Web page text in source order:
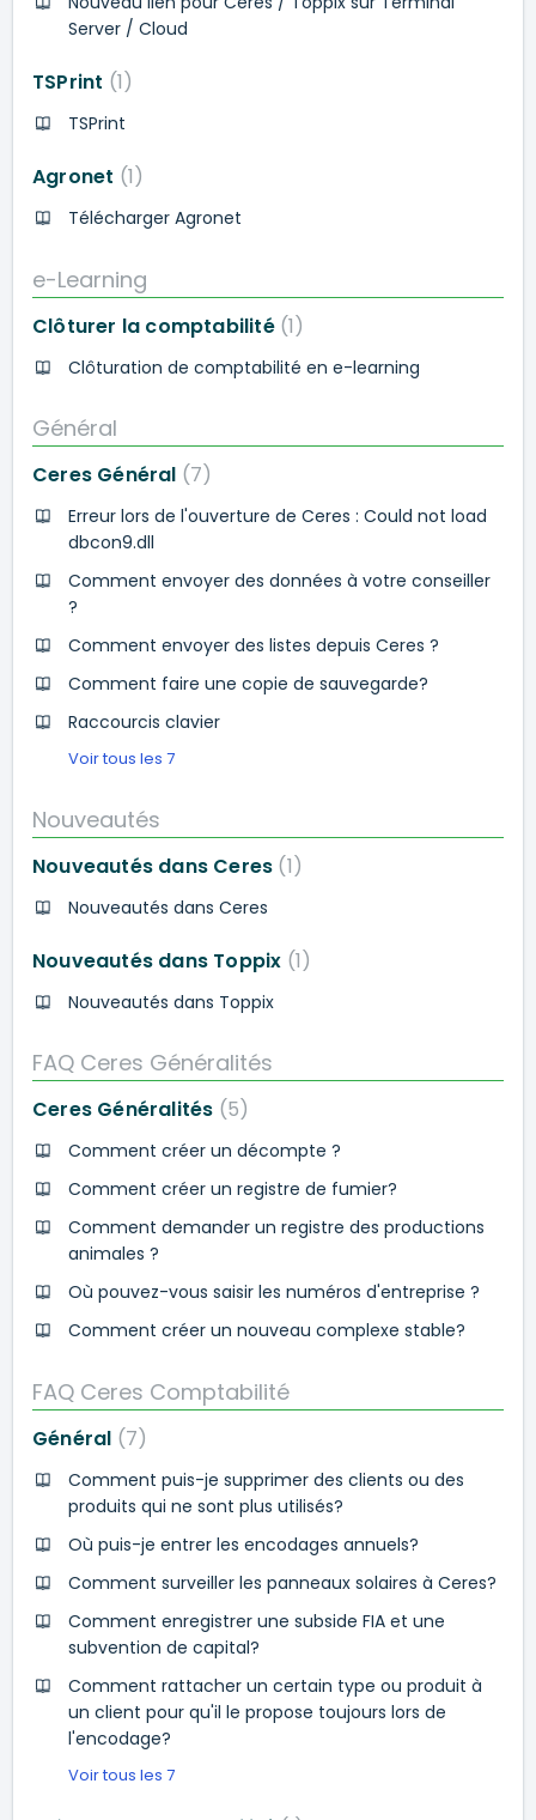
Server / Cloud
TSPrint 1
TSPrint
Agronet 1
Télécharger Agronet
e-Learning
Clôturer la comptabilité 1
Clôturation de comptabilité en e-learning
Général
Ceres Général 7
Erreur lors de l'ouverture de Ceres : Could not load
dbcon9.dll
Comment envoyer des données à votre conseiller
?
Comment envoyer des listes depuis Ceres ?
Comment faire une copie de sauvegarde?
Raccourcis clavier
Voir tous les 7
Nouveautés
Nouveautés dans Ceres 1
Nouveautés dans Ceres
Nouveautés dans Toppix 1
Nouveautés dans Toppix
FAQ Ceres Généralités
Ceres Généralités 5
Comment créer un décompte ?
Comment créer un registre de fumier?
Comment demander un registre des productions
animales ?
Où pouvez-vous saisir les numéros d'entreprise ?
Comment créer un nouveau complexe stable?
FAQ Ceres Comptabilité
Général 7
Comment puis-je supprimer des clients ou des
produits qui ne sont plus utilisés?
Où puis-je entrer les encodages annuels?
Comment surveiller les panneaux solaires à Ceres?
Comment enregistrer une subside FIA et une
subvention de capital?
Comment rattacher un certain type ou produit à
un client pour qu'il le propose toujours lors de
l'encodage?
Voir tous les 7